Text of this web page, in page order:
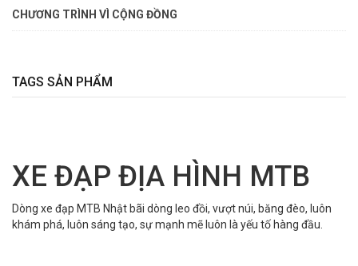
CHƯƠNG TRÌNH VÌ CỘNG ĐỒNG
TAGS SẢN PHẨM
XE ĐẠP ĐỊA HÌNH MTB
Dòng xe đạp MTB Nhật bãi dòng leo đồi, vượt núi, băng đèo, luôn
khám phá, luôn sáng tạo, sự mạnh mẽ luôn là yếu tố hàng đầu.